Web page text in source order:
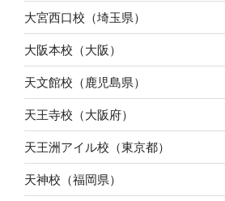
大宮西口校（埼玉県）
大阪本校（大阪）
天文館校（鹿児島県）
天王寺校（大阪府）
天王洲アイル校（東京都）
天神校（福岡県）